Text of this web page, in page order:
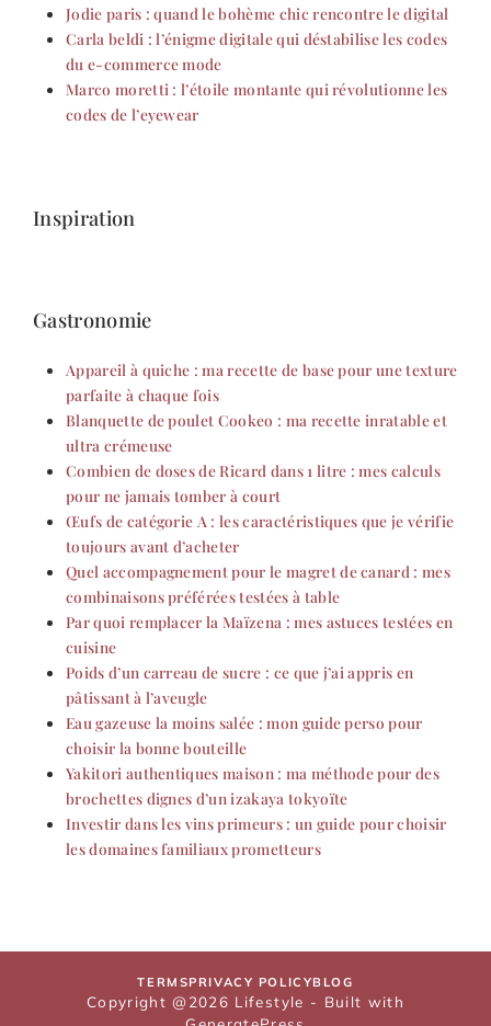
Jodie paris : quand le bohème chic rencontre le digital
Carla beldi : l’énigme digitale qui déstabilise les codes
du e-commerce mode
Marco moretti : l’étoile montante qui révolutionne les
codes de l’eyewear
Inspiration
Gastronomie
Appareil à quiche : ma recette de base pour une texture
parfaite à chaque fois
Blanquette de poulet Cookeo : ma recette inratable et
ultra crémeuse
Combien de doses de Ricard dans 1 litre : mes calculs
pour ne jamais tomber à court
Œufs de catégorie A : les caractéristiques que je vérifie
toujours avant d’acheter
Quel accompagnement pour le magret de canard : mes
combinaisons préférées testées à table
Par quoi remplacer la Maïzena : mes astuces testées en
cuisine
Poids d’un carreau de sucre : ce que j’ai appris en
pâtissant à l’aveugle
Eau gazeuse la moins salée : mon guide perso pour
choisir la bonne bouteille
Yakitori authentiques maison : ma méthode pour des
brochettes dignes d’un izakaya tokyoïte
Investir dans les vins primeurs : un guide pour choisir
les domaines familiaux prometteurs
TERMSPRIVACY POLICYBLOG
Copyright @2026 Lifestyle - Built with